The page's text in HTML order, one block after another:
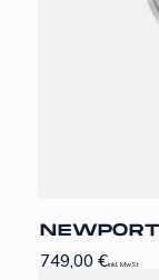
749,00€inkl. MwSt